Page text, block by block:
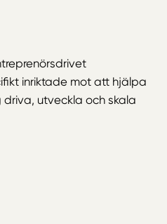
inriktade mot att hjälpa
utveckla och skala